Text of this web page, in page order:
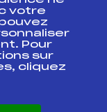
FFS
votre
Pour
sur
cliquez